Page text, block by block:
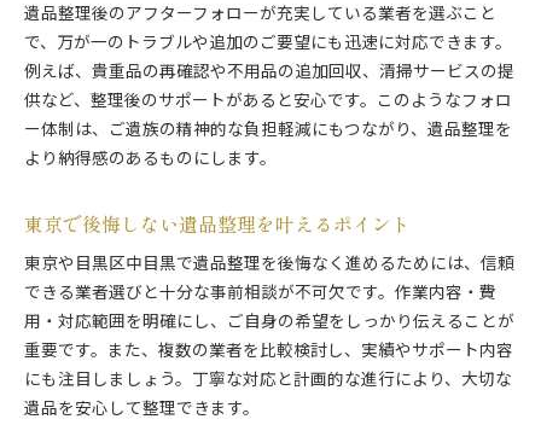
遺品整理後のアフターフォローが充実している業者を選ぶこと
で、万が一のトラブルや追加のご要望にも迅速に対応できます。
例えば、貴重品の再確認や不用品の追加回収、清掃サービスの提
供など、整理後のサポートがあると安心です。このようなフォロ
ー体制は、ご遺族の精神的な負担軽減にもつながり、遺品整理を
より納得感のあるものにします。
東京で後悔しない遺品整理を叶えるポイント
東京や目黒区中目黒で遺品整理を後悔なく進めるためには、信頼
できる業者選びと十分な事前相談が不可欠です。作業内容・費
用・対応範囲を明確にし、ご自身の希望をしっかり伝えることが
重要です。また、複数の業者を比較検討し、実績やサポート内容
にも注目しましょう。丁寧な対応と計画的な進行により、大切な
遺品を安心して整理できます。